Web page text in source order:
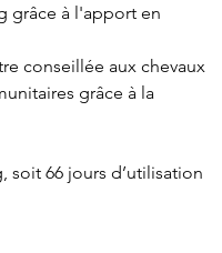
grâce à l'apport en
conseillée aux chevaux
grâce à la
soit 66 jours d’utilisation